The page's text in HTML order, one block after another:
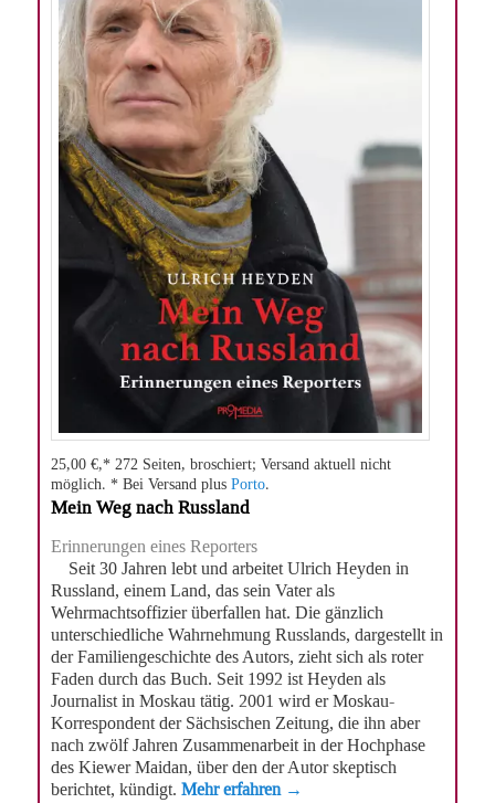
25,00 €,* 272 Seiten, broschiert; Versand aktuell nicht
möglich. * Bei Versand plusPorto.
Mein Weg nach Russland
Erinnerungen eines Reporters
Seit 30 Jahren lebt und arbeitet Ulrich Heyden in
Russland, einem Land, das sein Vater als
Wehrmachtsoffizier überfallen hat. Die gänzlich
unterschiedliche Wahrnehmung Russlands, dargestellt in
der Familiengeschichte des Autors, zieht sich als roter
Faden durch das Buch. Seit 1992 ist Heyden als
Journalist in Moskau tätig. 2001 wird er Moskau-
Korrespondent der Sächsischen Zeitung, die ihn aber
nach zwölf Jahren Zusammenarbeit in der Hochphase
des Kiewer Maidan, über den der Autor skeptisch
berichtet, kündigt.Mehr erfahren →